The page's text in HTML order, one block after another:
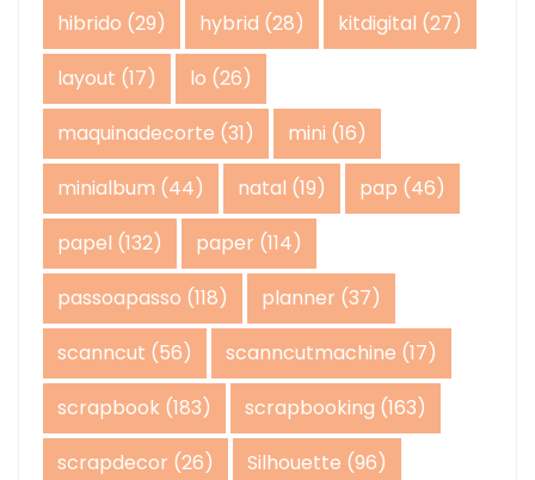
hibrido (29) hybrid (28) kitdigital (27)
layout (17) lo (26)
maquinadecorte (31) mini (16)
minialbum (44) natal (19) pap (46)
papel (132) paper (114)
passoapasso (118) planner (37)
scanncut (56) scanncutmachine (17)
scrapbook (183) scrapbooking (163)
scrapdecor (26) Silhouette (96)